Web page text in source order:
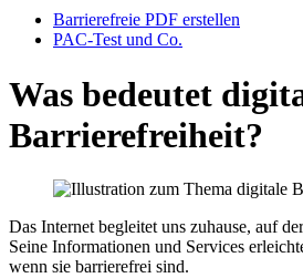
Barrierefreie PDF erstellen
PAC-Test und Co.
Was bedeutet
Barrierefreiheit?
Das Internet begleitet uns zuhause, auf
Seine Informationen und Services
wenn sie barrierefrei sind.